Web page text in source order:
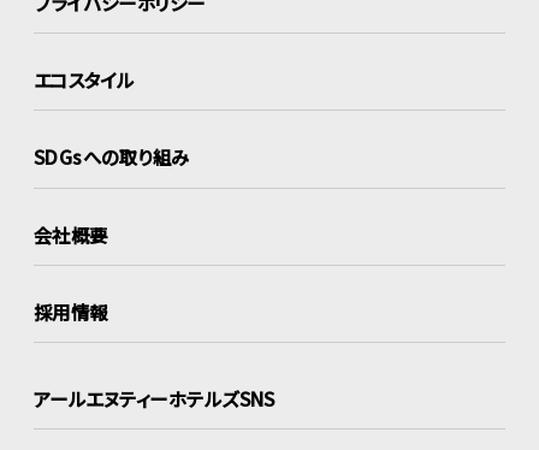
エコスタイル
SDGsへの取り組み
会社概要
採用情報
アールエヌティーホテルズSNS